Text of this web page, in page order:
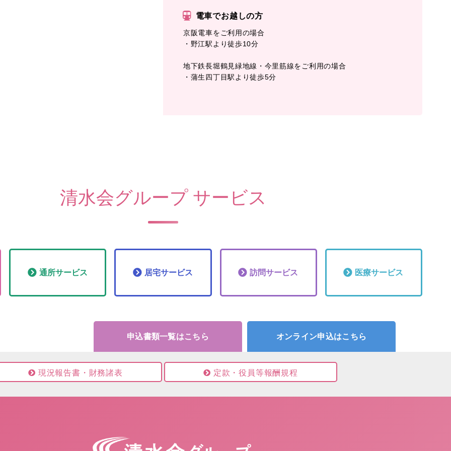
申込書類一覧はこちら オンライン申込はこちら
電車でお越しの方
京阪電車をご利用の場合
・野江駅より徒歩10分
地下鉄長堀鶴見緑地線・今里筋線をご利用の場合
・蒲生四丁目駅より徒歩5分
清水会グループ サービス
通所サービス 居宅サービス 訪問サービス 医療サービス
現況報告書・財務諸表 定款・役員等報酬規程